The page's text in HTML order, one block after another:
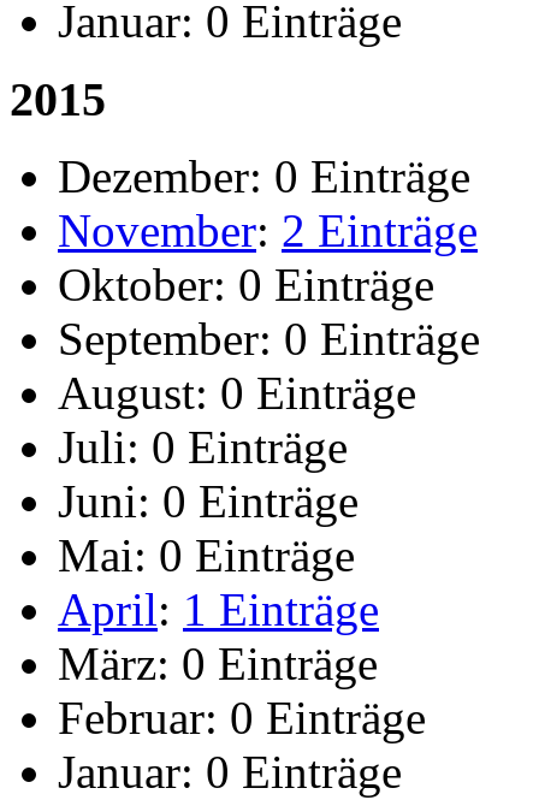
Januar: 0 Einträge
2015
Dezember: 0 Einträge
November: 2 Einträge
Oktober: 0 Einträge
September: 0 Einträge
August: 0 Einträge
Juli: 0 Einträge
Juni: 0 Einträge
Mai: 0 Einträge
April: 1 Einträge
März: 0 Einträge
Februar: 0 Einträge
Januar: 0 Einträge